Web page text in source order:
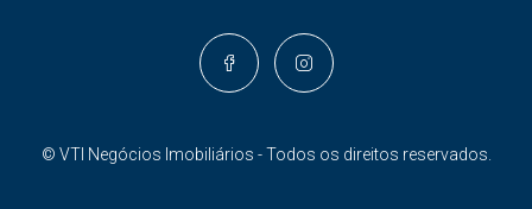
© VTI Negócios Imobiliários - Todos os direitos reservados.